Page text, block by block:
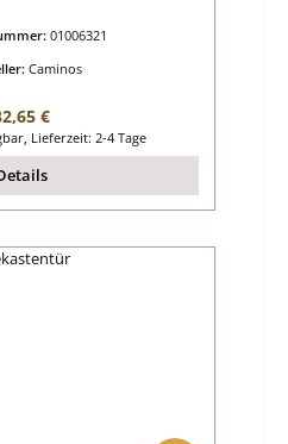
01006321
Caminos
Preis:
€
Lieferzeit: 2-4 Tage